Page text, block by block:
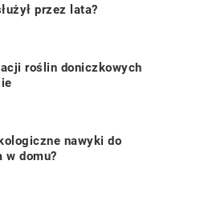
przez lata?
roślin doniczkowych
nawyki do
w domu?